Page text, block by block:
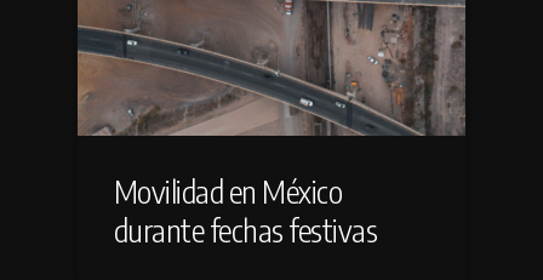
Movilidad en México
durante fechas festivas